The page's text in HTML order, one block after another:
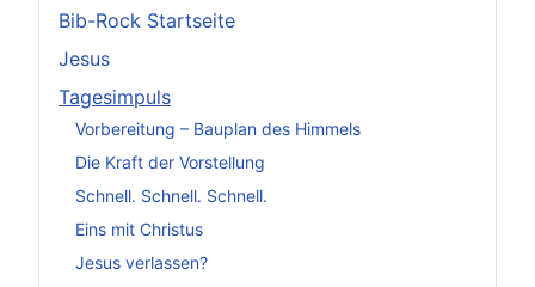
Bib-Rock Startseite
Jesus
Tagesimpuls
Vorbereitung – Bauplan des Himmels
Die Kraft der Vorstellung
Schnell. Schnell. Schnell.
Eins mit Christus
Jesus verlassen?